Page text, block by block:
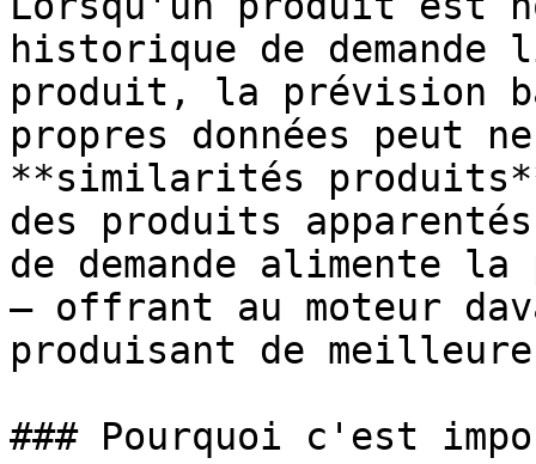
historique de
produit, la prévision
propres données peut
**similarités
des produits
de demande alimente
— offrant au moteur
produisant de
### Pourquoi c'est